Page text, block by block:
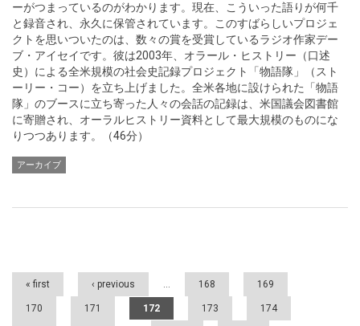
ーがつまっているのがわかります。現在、こういった語りが何千
と録音され、永久に保管されています。このすばらしいプロジェ
クトを思いついたのは、数々の賞を受賞しているラジオ作家デー
ブ・アイセイです。彼は2003年、オラール・ヒストリー（口述
史）による全米規模の社会史記録プロジェクト「物語隊」（スト
ーリー・コー）を立ち上げました。全米各地に設けられた「物語
隊」のブースに立ち寄った人々の会話の記録は、米国議会図書館
に寄贈され、オーラルヒストリー資料として最大規模のものにな
りつつあります。（46分）
アーカイブ
Pages
« first ‹ previous … 168 169
170 171 172 173 174